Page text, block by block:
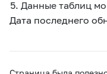
5. Данные таблиц
Дата последнего